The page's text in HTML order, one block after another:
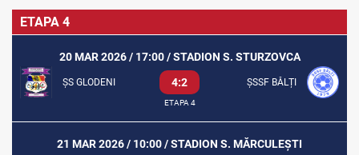
ETAPA 4
20 MAR 2026 / 17:00 / STADION S. STURZOVCA
ȘS GLODENI 4:2 ȘSSF BĂLȚI
ETAPA 4
21 MAR 2026 / 10:00 / STADION S. MĂRCULEȘTI